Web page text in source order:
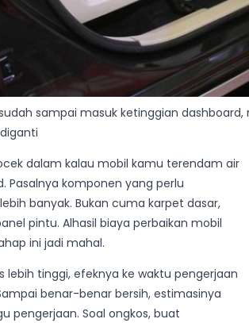
sampai masuk ketinggian
dalam kalau mobil kamu terendam air
Pasalnya komponen yang perlu
banyak. Bukan cuma karpet dasar,
pintu. Alhasil biaya perbaikan mobil
ini jadi mahal.
lebih tinggi, efeknya ke waktu pengerjaan
benar-benar bersih, estimasinya
pengerjaan. Soal ongkos, buat